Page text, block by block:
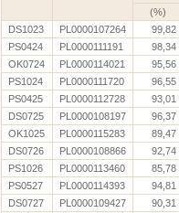
(%)
DS1023
PL0000107264
99,82
PS0424
PL0000111191
98,34
OK0724
PL0000114021
95,56
PS1024
PL0000111720
96,55
PS0425
PL0000112728
93,01
DS0725
PL0000108197
96,37
OK1025
PL0000115283
89,47
DS0726
PL0000108866
92,74
PS1026
PL0000113460
85,78
PS0527
PL0000114393
94,81
DS0727
PL0000109427
90,31